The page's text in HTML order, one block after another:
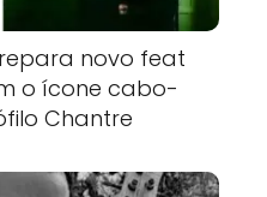
novo feat
o ícone cabo-
Chantre